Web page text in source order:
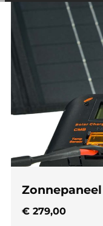
€ 279,00
voortdurend